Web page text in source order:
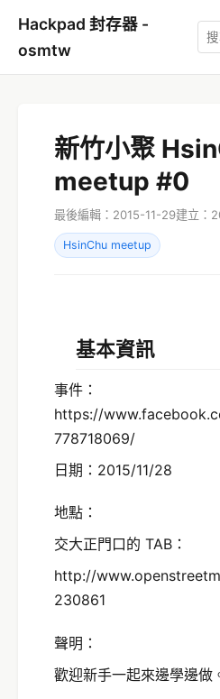
Hackpad 封存器 -
osmtw
新竹小聚
meetup #0
最後編輯：2015-11-29建立：
HsinChu meetup
基本資訊
事件：
https://
778718069/
日期：2015/11/28
地點：
交大正門口的 TAB：
http://
230861
聲明：
歡迎新手一起來邊學邊做